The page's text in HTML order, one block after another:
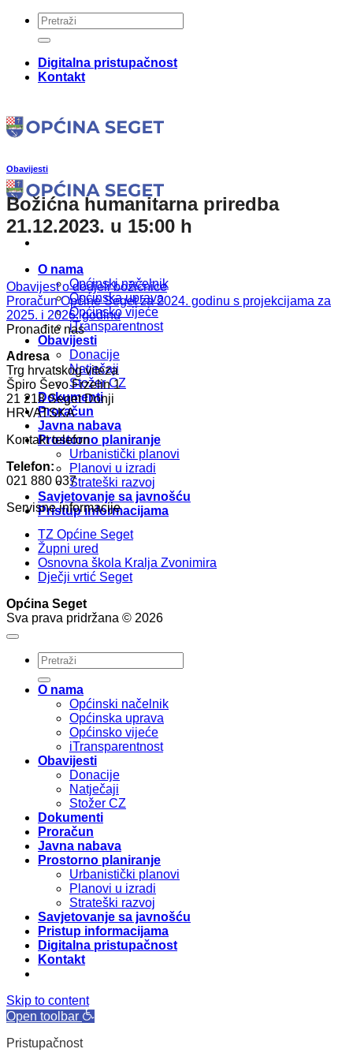
Skip
content
Digitalna pristupačnost
Kontakt
O nama
Općinski načelnik
Općinska uprava
Općinsko vijeće
iTransparentnost
Obavijesti
Donacije
Natječaji
Stožer CZ
Dokumenti
Proračun
Javna nabava
Prostorno planiranje
Urbanistički planovi
Planovi u izradi
Strateški razvoj
Savjetovanje sa javnošću
Pristup informacijama
Obavijesti
Božićna humanitarna priredba
21.12.2023. u 15:00 h
Obavijest o dodjeli božićnice
Proračun Općine Seget za 2024. godinu s projekcijama za
2025. i 2026. godinu
Pronađite nas
Adresa
Trg hrvatskog viteza
Špiro Ševo Frzelin 1
21 218 Seget Donji
HRVATSKA
Kontakt telefon
Telefon:
021 880 037
Servisne informacije
TZ Općine Seget
Župni ured
Osnovna škola Kralja Zvonimira
Dječji vrtić Seget
Općina Seget
Sva prava pridržana © 2026
O nama
Općinski načelnik
Općinska uprava
Općinsko vijeće
iTransparentnost
Obavijesti
Donacije
Natječaji
Stožer CZ
Dokumenti
Proračun
Javna nabava
Prostorno planiranje
Urbanistički planovi
Planovi u izradi
Strateški razvoj
Savjetovanje sa javnošću
Pristup informacijama
Digitalna pristupačnost
Kontakt
Skip to content
Open toolbar
Pristupačnost